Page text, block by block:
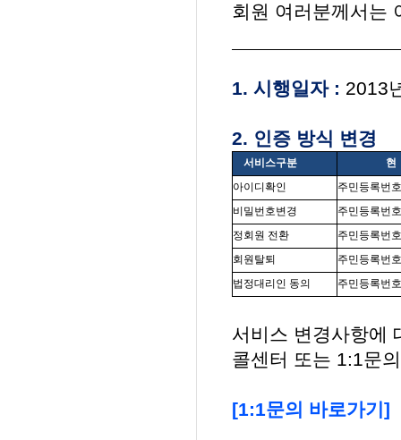
회원 여러분께서는
1. 시행일자 : 2013
2. 인증 방식 변경
서비스구분
현
아이디확인
주민등록번
비밀번호변경
주민등록번
정회원 전환
주민등록번
회원탈퇴
주민등록번
법정대리인 동의
주민등록번
서비스 변경사항에
콜센터 또는 1:1문
[1:1문의 바로가기]